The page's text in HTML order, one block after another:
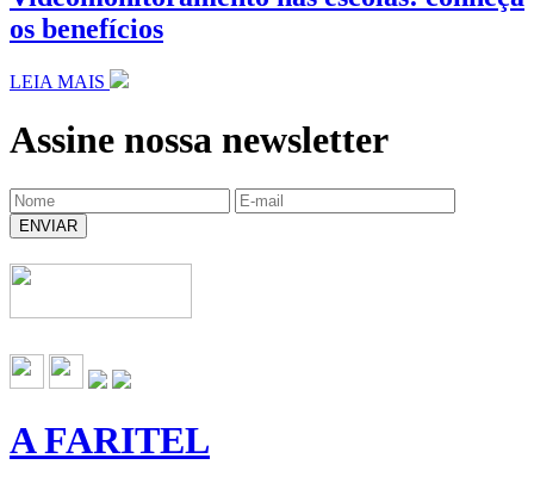
os benefícios
LEIA MAIS
Assine nossa newsletter
ENVIAR
A FARITEL